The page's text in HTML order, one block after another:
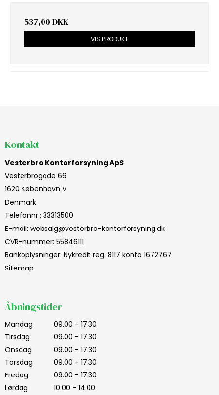
537,00 DKK
VIS PRODUKT
Kontakt
Vesterbro Kontorforsyning ApS
Vesterbrogade 66
1620 København V
Denmark
Telefonnr.: 33313500
E-mail: websalg@vesterbro-kontorforsyning.dk
CVR-nummer: 55846111
Bankoplysninger: Nykredit reg. 8117 konto 1672767
Sitemap
Åbningstider
Mandag
09.00 - 17.30
Tirsdag
09.00 - 17.30
Onsdag
09.00 - 17.30
Torsdag
09.00 - 17.30
Fredag
09.00 - 17.30
Lørdag
10.00 - 14.00